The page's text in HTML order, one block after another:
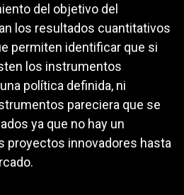
del objetivo del
los resultados cuantitativos
permiten identificar que si
los instrumentos
política definida, ni
pareciera que se
ya que no hay un
proyectos innovadores hasta